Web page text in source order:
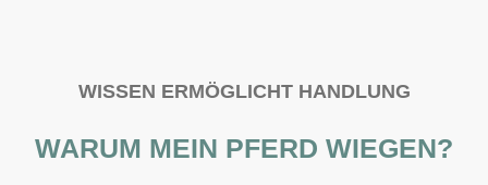
WISSEN ERMÖGLICHT HANDLUNG
WARUM MEIN PFERD WIEGEN?